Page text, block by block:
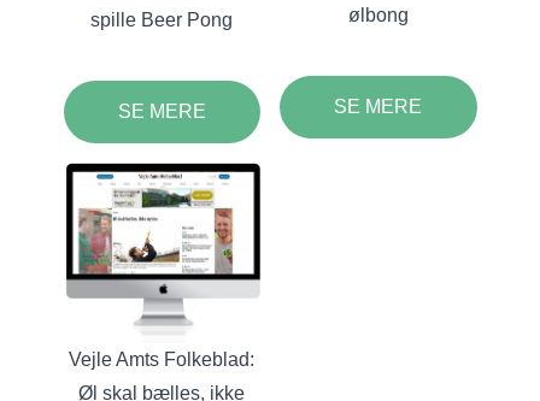
spille Beer Pong
SE MERE
ølbong
SE MERE
Vejle Amts Folkeblad:
Øl skal bælles, ikke